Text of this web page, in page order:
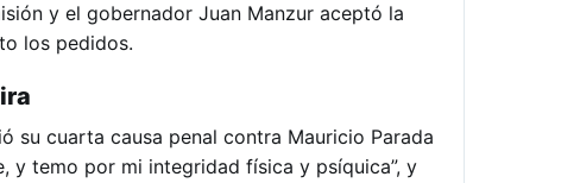
y el gobernador Juan Manzur aceptó la
los pedidos.
su cuarta causa penal contra Mauricio Parada
y temo por mi integridad física y psíquica”, y